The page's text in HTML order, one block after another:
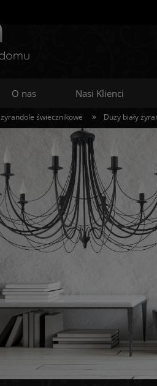
O nas Nasi Klienci
żyrandole świecznikowe » Duży biały